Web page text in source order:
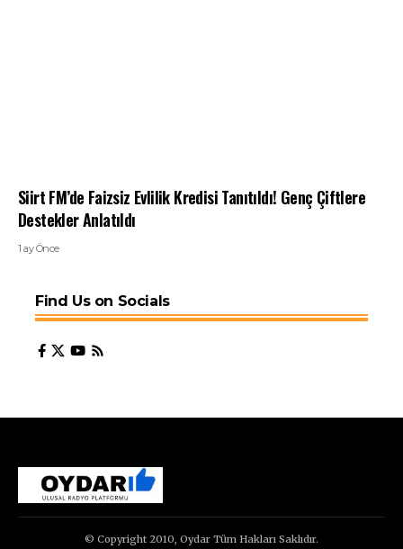
Siirt FM’de Faizsiz Evlilik Kredisi Tanıtıldı! Genç Çiftlere
Destekler Anlatıldı
1 ay Önce
Find Us on Socials
© Copyright 2010, Oydar Tüm Hakları Saklıdır.